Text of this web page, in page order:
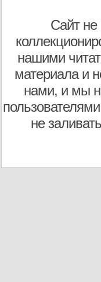
Сайт не
нашими
материала и
нами, и мы
не